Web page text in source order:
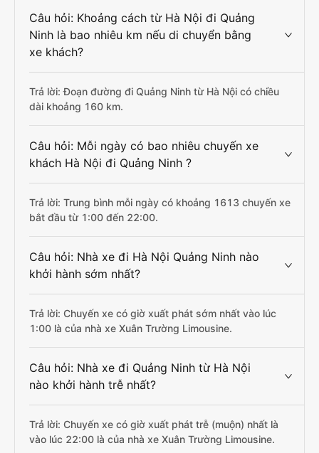
Câu hỏi: Khoảng cách từ Hà Nội đi Quảng
Ninh là bao nhiêu km nếu di chuyển bằng
xe khách?
Trả lời: Đoạn đường đi Quảng Ninh từ Hà Nội có chiều
dài khoảng 160 km.
Câu hỏi: Mỗi ngày có bao nhiêu chuyến xe
khách Hà Nội đi Quảng Ninh ?
Trả lời: Trung bình mỗi ngày có khoảng 1613 chuyến xe
bắt đầu từ 1:00 đến 22:00.
Câu hỏi: Nhà xe đi Hà Nội Quảng Ninh nào
khởi hành sớm nhất?
Trả lời: Chuyến xe có giờ xuất phát sớm nhất vào lúc
1:00 là của nhà xe Xuân Trường Limousine.
Câu hỏi: Nhà xe đi Quảng Ninh từ Hà Nội
nào khởi hành trễ nhất?
Trả lời: Chuyến xe có giờ xuất phát trễ (muộn) nhất là
vào lúc 22:00 là của nhà xe Xuân Trường Limousine.